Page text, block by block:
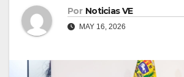
Por Noticias VE
MAY 16, 2026